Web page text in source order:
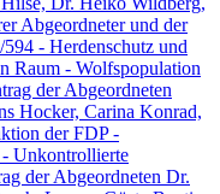
Abgeordneter und der
- Herdenschutz und
Raum - Wolfspopulation
der Abgeordneten
Hocker, Carina Konrad,
der FDP -
Unkontrollierte
der Abgeordneten Dr.